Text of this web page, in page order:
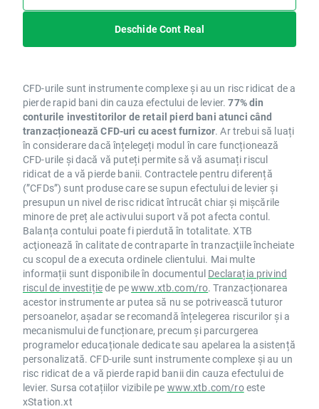
Deschide Cont Real
CFD-urile sunt instrumente complexe și au un risc ridicat de a
pierde rapid bani din cauza efectului de levier.77% din
conturile investitorilor de retail pierd bani atunci când
tranzacționează CFD-uri cu acest furnizor. Ar trebui să luați
în considerare dacă înțelegeți modul în care funcționează
CFD-urile și dacă vă puteți permite să vă asumați riscul
ridicat de a vă pierde banii. Contractele pentru diferență
(”CFDs”) sunt produse care se supun efectului de levier și
presupun un nivel de risc ridicat întrucât chiar și mișcările
minore de preț ale activului suport vă pot afecta contul.
Balanța contului poate fi pierdută în totalitate. XTB
acţionează în calitate de contraparte în tranzacţiile încheiate
cu scopul de a executa ordinele clientului. Mai multe
informații sunt disponibile în documentul Declarația privind
riscul de investițiede pewww.xtb.com/ro. Tranzacționarea
acestor instrumente ar putea să nu se potrivească tuturor
persoanelor, așadar se recomandă înțelegerea riscurilor și a
mecanismului de funcționare, precum și parcurgerea
programelor educaționale dedicate sau apelarea la asistență
personalizată. CFD-urile sunt instrumente complexe și au un
risc ridicat de a vă pierde rapid banii din cauza efectului de
levier. Sursa cotațiilor vizibile pe www.xtb.com/roeste
xStation.xt